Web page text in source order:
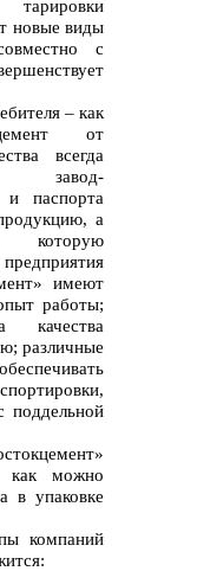
новые виды
с
– как
от
всегда
завод-
и паспорта
а
которую
имеют
работы;
качества
различные
поддельной
как можно
в упаковке